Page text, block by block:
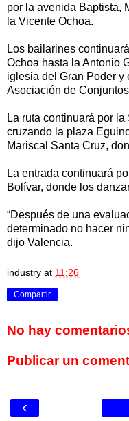
por la avenida Baptista,
la Vicente Ochoa.
Los bailarines
Ochoa hasta la Antonio
iglesia del Gran Poder y
Asociación de
La ruta continuará por
cruzando la plaza
Mariscal Santa Cruz,
La entrada continuará
Bolívar, donde los
“Después de una
determinado no hacer
dijo Valencia.
industry at 11:26
Compartir
No hay
Publicar un
‹